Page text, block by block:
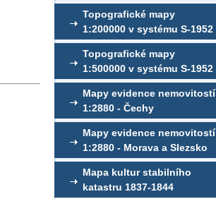
Topografické mapy
1:200000 v systému S-1952
Topografické mapy
1:500000 v systému S-1952
Mapy evidence nemovitostí
1:2880 - Čechy
Mapy evidence nemovitostí
1:2880 - Morava a Slezsko
Mapa kultur stabilního
katastru 1837-1844